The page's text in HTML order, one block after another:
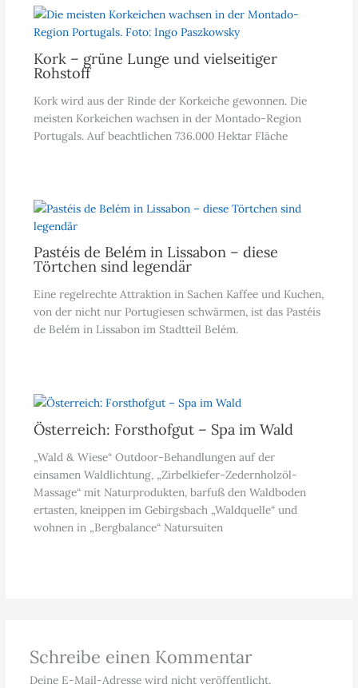
Kork – grüne Lunge und vielseitiger
Rohstoff
Kork wird aus der Rinde der Korkeiche gewonnen. Die
meisten Korkeichen wachsen in der Montado-Region
Portugals. Auf beachtlichen 736.000 Hektar Fläche
Pastéis de Belém in Lissabon – diese
Törtchen sind legendär
Eine regelrechte Attraktion in Sachen Kaffee und Kuchen,
von der nicht nur Portugiesen schwärmen, ist das Pastéis
de Belém in Lissabon im Stadtteil Belém.
Österreich: Forsthofgut – Spa im Wald
„Wald & Wiese“ Outdoor-Behandlungen auf der
einsamen Waldlichtung, „Zirbelkiefer-Zedernholzöl-
Massage“ mit Naturprodukten, barfuß den Waldboden
ertasten, kneippen im Gebirgsbach „Waldquelle“ und
wohnen in „Bergbalance“ Natursuiten
Schreibe einen Kommentar
Deine E-Mail-Adresse wird nicht veröffentlicht.